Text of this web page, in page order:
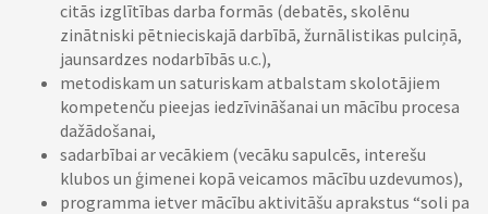
citās izglītības darba formās (debatēs, skolēnu
zinātniski pētnieciskajā darbībā, žurnālistikas pulciņā,
jaunsardzes nodarbībās u.c.),
metodiskam un saturiskam atbalstam skolotājiem
kompetenču pieejas iedzīvināšanai un mācību procesa
dažādošanai,
sadarbībai ar vecākiem (vecāku sapulcēs, interešu
klubos un ģimenei kopā veicamos mācību uzdevumos),
programma ietver mācību aktivitāšu aprakstus “soli pa